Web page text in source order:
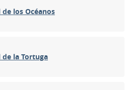
los Océanos
de la Tortuga